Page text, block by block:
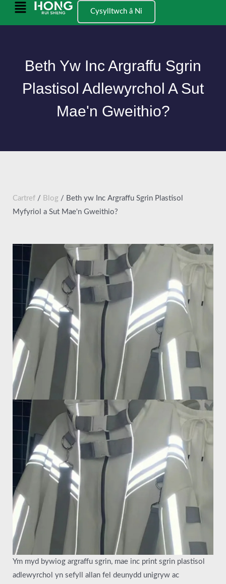
Neidio
Prif
Cysylltwch â Ni
Beth Yw Inc Argraffu Sgrin
Plastisol Adlewyrchol A Sut
Mae'n Gweithio?
Cartref / Blog / Beth yw Inc Argraffu Sgrin Plastisol
Myfyriol a Sut Mae'n Gweithio?
Ym myd bywiog argraffu sgrin, mae inc print sgrin plastisol
adlewyrchol yn sefyll allan fel deunydd unigryw ac